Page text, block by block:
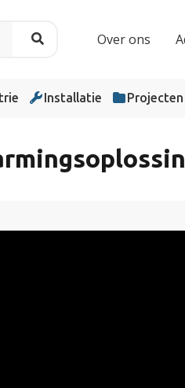
Over ons
Installatie Projecten